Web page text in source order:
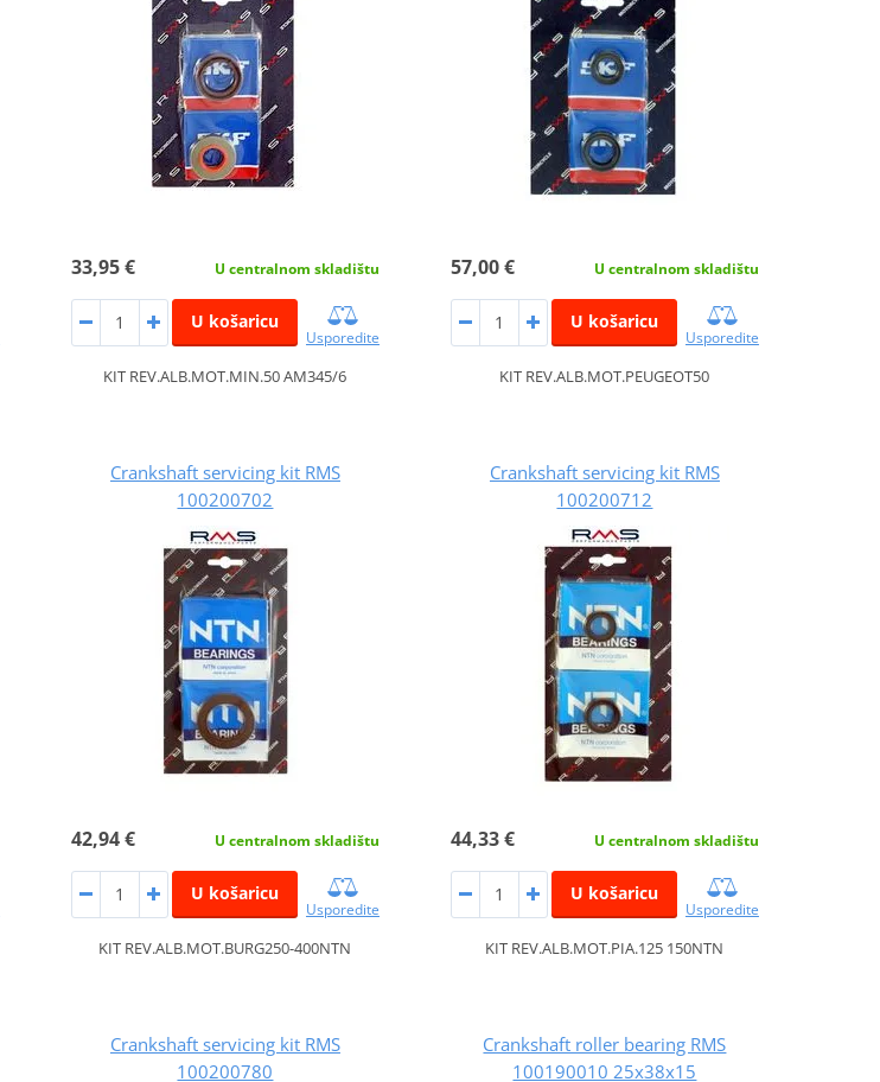
33,95 € U centralnom skladištu
U košaricu
Usporedite
KIT REV.ALB.MOT.MIN.50 AM345/6
57,00 € U centralnom skladištu
U košaricu
Usporedite
KIT REV.ALB.MOT.PEUGEOT50
Crankshaft servicing kit RMS
100200702
42,94 € U centralnom skladištu
U košaricu
Usporedite
KIT REV.ALB.MOT.BURG250-400NTN
Crankshaft servicing kit RMS
100200712
44,33 € U centralnom skladištu
U košaricu
Usporedite
KIT REV.ALB.MOT.PIA.125 150NTN
Crankshaft servicing kit RMS
100200780
Crankshaft roller bearing RMS
100190010 25x38x15